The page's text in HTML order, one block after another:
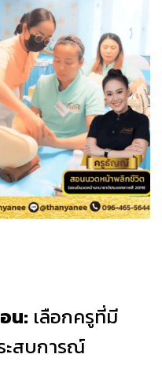
น: เลือกครูที่มี
ะสบการณ์